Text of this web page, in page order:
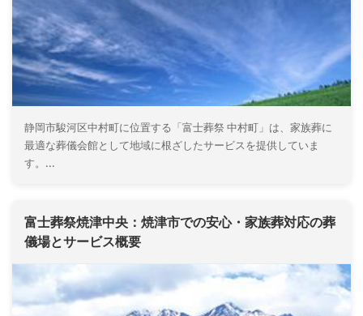
静岡市駿河区中村町に位置する「富士葬祭 中村町」は、家族葬に
最適な葬儀会館として地域に根ざしたサービスを提供していま
す。...
富士葬祭焼津中央：焼津市での安心・家族葬対応の葬
儀場とサービス概要